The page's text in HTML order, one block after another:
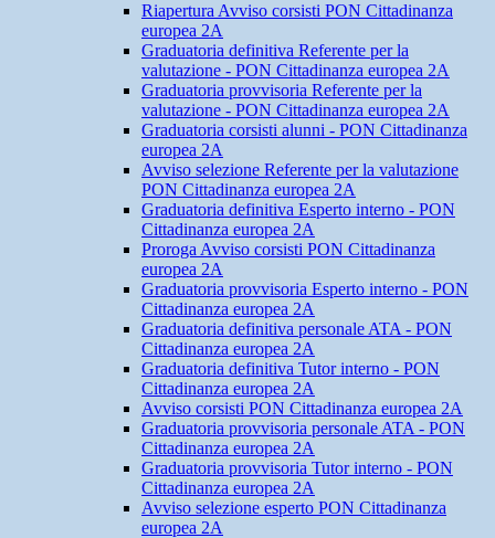
Riapertura Avviso corsisti PON Cittadinanza
europea 2A
Graduatoria definitiva Referente per la
valutazione - PON Cittadinanza europea 2A
Graduatoria provvisoria Referente per la
valutazione - PON Cittadinanza europea 2A
Graduatoria corsisti alunni - PON Cittadinanza
europea 2A
Avviso selezione Referente per la valutazione
PON Cittadinanza europea 2A
Graduatoria definitiva Esperto interno - PON
Cittadinanza europea 2A
Proroga Avviso corsisti PON Cittadinanza
europea 2A
Graduatoria provvisoria Esperto interno - PON
Cittadinanza europea 2A
Graduatoria definitiva personale ATA - PON
Cittadinanza europea 2A
Graduatoria definitiva Tutor interno - PON
Cittadinanza europea 2A
Avviso corsisti PON Cittadinanza europea 2A
Graduatoria provvisoria personale ATA - PON
Cittadinanza europea 2A
Graduatoria provvisoria Tutor interno - PON
Cittadinanza europea 2A
Avviso selezione esperto PON Cittadinanza
europea 2A